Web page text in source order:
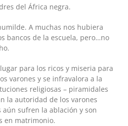
del África negra.
A muchas nos hubiera
bancos de la escuela, pero…no
para los ricos y miseria para
varones y se infravalora a la
religiosas – piramidales
la autoridad de los varones
sufren la ablación y son
en matrimonio.